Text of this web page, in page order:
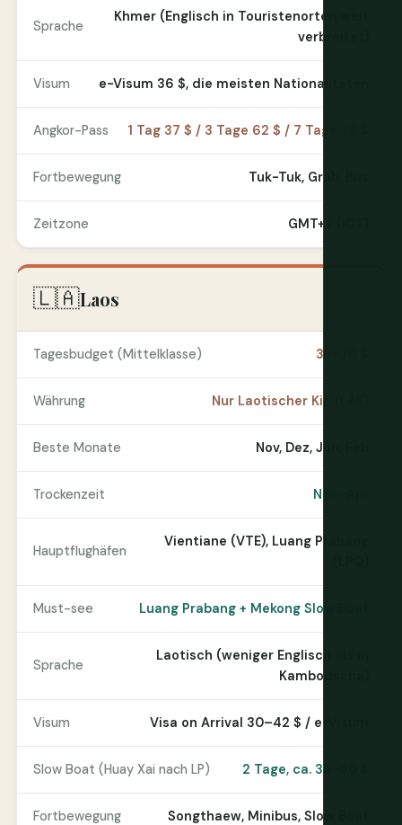
Sprache
Khmer (Englisch in Touristenorten weit
verbreitet)
Visum e-Visum 36 $, die meisten Nationalitäten
Angkor-Pass 1 Tag 37 $ / 3 Tage 62 $ / 7 Tage 72 $
Fortbewegung Tuk-Tuk, Grab, Bus
Zeitzone GMT+7 (ICT)
🇱🇦Laos
Tagesbudget (Mittelklasse) 35–70 $
Währung Nur Laotischer Kip (LAK)
Beste Monate Nov, Dez, Jan, Feb
Trockenzeit Nov–Apr
Hauptflughäfen
Vientiane (VTE), Luang Prabang
Must-see Luang Prabang + Mekong Slow Boat
Sprache
Laotisch (weniger Englisch als in
Kambodscha)
Visum Visa on Arrival 30–42 $ / e-Visum
Slow Boat (Huay Xai nach LP) 2 Tage, ca. 35–50 $
Fortbewegung Songthaew, Minibus, Slow Boat